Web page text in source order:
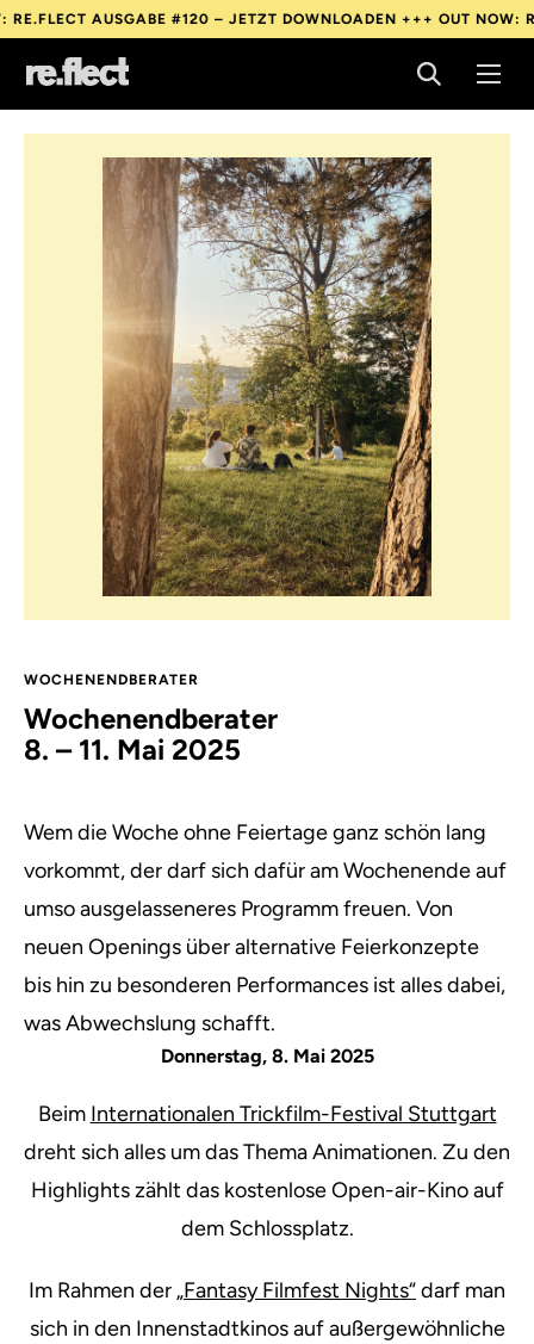
AUSGABE #120 – JETZT DOWNLOADEN +++OUT NOW: RE.FLECT
AUSGABE #120 – JETZT DOWNLOADEN +++
WOCHENENDBERATER
Wochenendberater
8. – 11. Mai 2025
Wem die Woche ohne Feiertage ganz schön lang
vorkommt, der darf sich dafür am Wochenende auf
umso ausgelasseneres Programm freuen. Von
neuen Openings über alternative Feierkonzepte
bis hin zu besonderen Performances ist alles dabei,
was Abwechslung schafft.
Donnerstag, 8. Mai 2025
Beim Internationalen Trickfilm-Festival Stuttgart
dreht sich alles um das Thema Animationen. Zu den
Highlights zählt das kostenlose Open-air-Kino auf
dem Schlossplatz.
Im Rahmen der „Fantasy Filmfest Nights“darf man
sich in den Innenstadtkinos auf außergewöhnliche